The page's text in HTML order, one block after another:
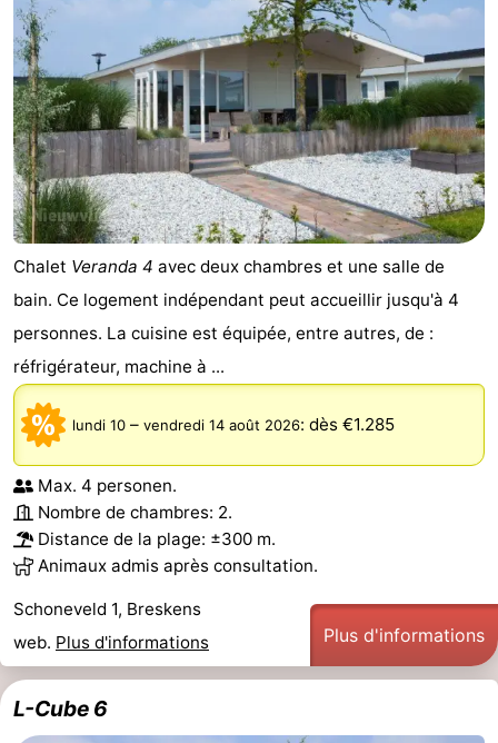
Chalet Veranda 4 avec deux chambres et une salle de
bain. Ce logement indépendant peut accueillir jusqu'à 4
personnes. La cuisine est équipée, entre autres, de :
réfrigérateur, machine à ...
lundi 10 – vendredi 14 août 2026: dès €1.285
Max. 4 personen.
Nombre de chambres: 2.
Distance de la plage: ±300 m.
Animaux admis après consultation.
Schoneveld 1, Breskens
web. Plus d'informations Plus d'informations
L-Cube 6